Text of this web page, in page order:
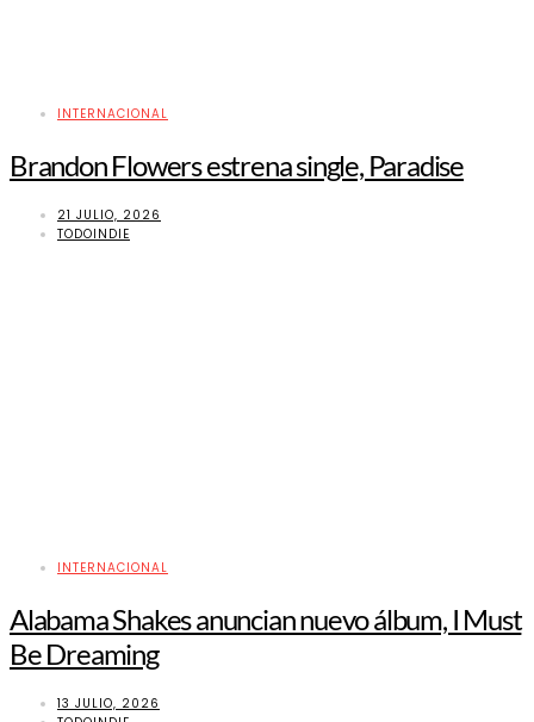
INTERNACIONAL
Brandon Flowers estrena single, Paradise
21 JULIO, 2026
TODOINDIE
INTERNACIONAL
Alabama Shakes anuncian nuevo álbum, I Must
Be Dreaming
13 JULIO, 2026